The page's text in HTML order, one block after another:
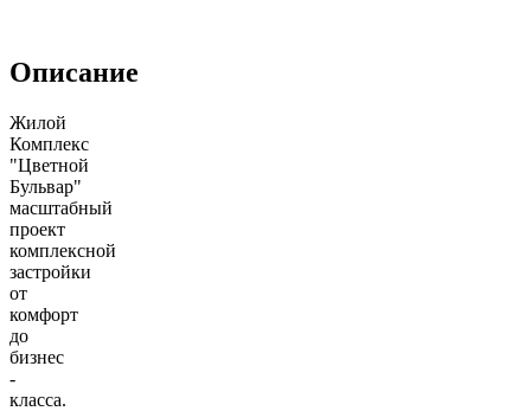
Описание
Жилой
Комплекс
"Цветной
Бульвар"
масштабный
проект
комплексной
застройки
от
комфорт
до
бизнес
-
класса.